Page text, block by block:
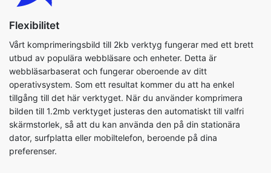
webbläsarbaserat och fungerar oberoende av ditt
operativsystem. Som ett resultat kommer du att ha enkel
tillgång till det här verktyget. När du använder komprimera
bilden till 1.2mb verktyget justeras den automatiskt till valfri
skärmstorlek, så att du kan använda den på din stationära
dator, surfplatta eller mobiltelefon, beroende på dina
preferenser.